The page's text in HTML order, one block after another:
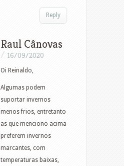
Reply
Raul Cânovas
/ 16/09/2020
Oi Reinaldo,
Algumas podem
suportar invernos
menos frios, entretanto
as que menciono acima
preferem invernos
marcantes, com
temperaturas baixas,